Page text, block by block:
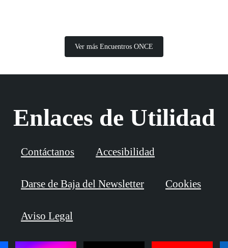
Ver más Encuentros ONCE
Enlaces de Utilidad
Contáctanos Accesibilidad
Darse de Baja del Newsletter Cookies
Aviso Legal